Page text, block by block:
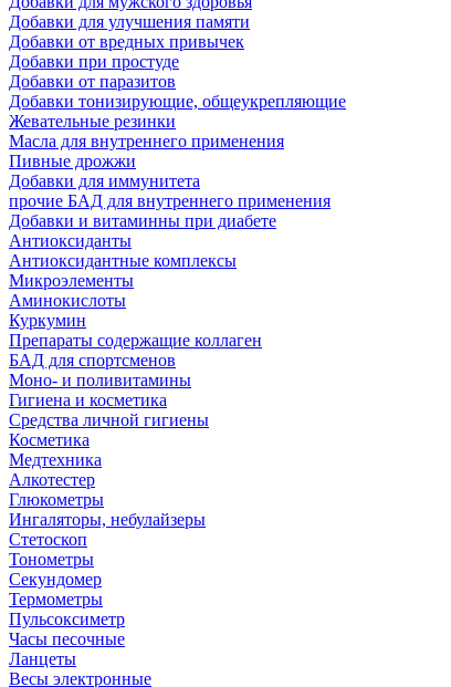
Добавки для улучшения памяти
Добавки от вредных привычек
Добавки при простуде
Добавки от паразитов
Добавки тонизирующие, общеукрепляющие
Жевательные резинки
Масла для внутреннего применения
Пивные дрожжи
Добавки для иммунитета
прочие БАД для внутреннего применения
Добавки и витаминны при диабете
Антиоксиданты
Антиоксидантные комплексы
Микроэлементы
Аминокислоты
Куркумин
Препараты содержащие коллаген
БАД для спортсменов
Моно- и поливитамины
Гигиена и косметика
Средства личной гигиены
Косметика
Медтехника
Алкотестер
Глюкометры
Ингаляторы, небулайзеры
Стетоскоп
Тонометры
Секундомер
Термометры
Пульсоксиметр
Часы песочные
Ланцеты
Весы электронные